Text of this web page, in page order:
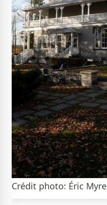
Crédit photo: Éric Myre